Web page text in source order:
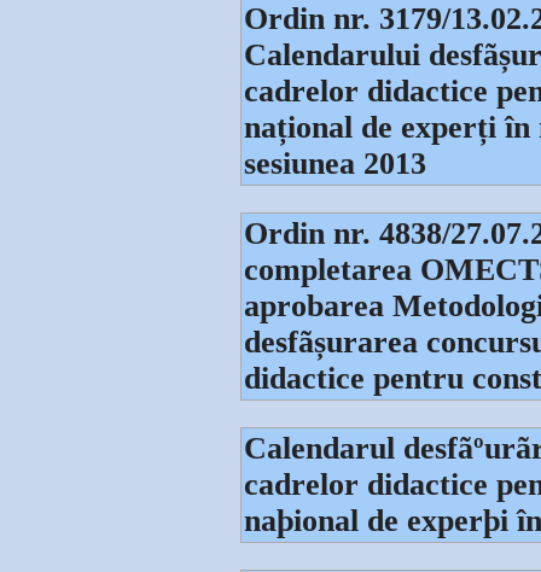
Ordin nr. 3179/
Calendarului
cadrelor didactice
național de experți în
sesiunea 2013
Ordin nr. 4838/
completarea
aprobarea
desfãșurarea
didactice pentru
Calendarul
cadrelor didactice
naþional de experþi